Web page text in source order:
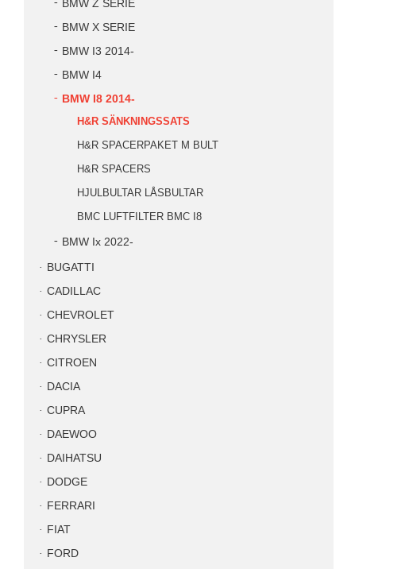
BMW Z SERIE
BMW X SERIE
BMW I3 2014-
BMW I4
BMW I8 2014-
H&R SÄNKNINGSSATS
H&R SPACERPAKET M BULT
H&R SPACERS
HJULBULTAR LÅSBULTAR
BMC LUFTFILTER BMC I8
BMW Ix 2022-
BUGATTI
CADILLAC
CHEVROLET
CHRYSLER
CITROEN
DACIA
CUPRA
DAEWOO
DAIHATSU
DODGE
FERRARI
FIAT
FORD